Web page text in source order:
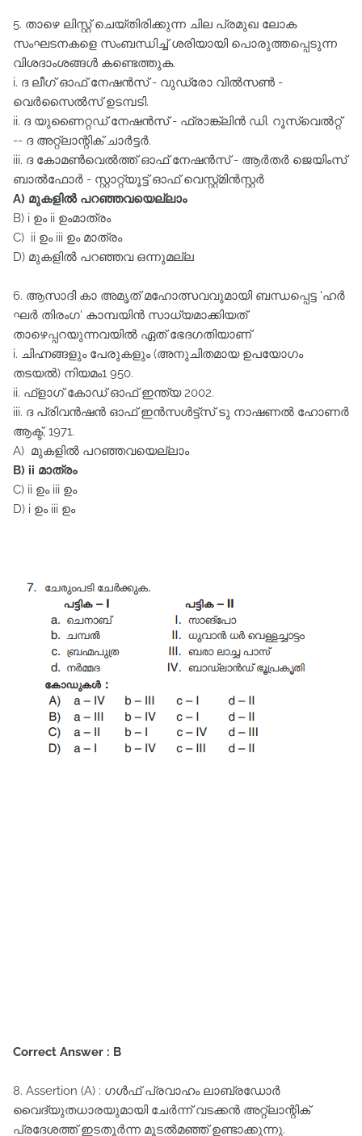
5. താഴെ ലിസ്റ്റ്‌ ചെയ്തിരിക്കുന്ന ചില പ്രമുഖ ലോക
സംഘടനകളെ സംബന്ധിച്ച്‌ ശരിയായി പൊരുത്തപ്പെടുന്ന
വിശദാംശങ്ങൾ കണ്ടെത്തുക.
i. ദ ലീഗ്‌ ഓഫ്‌ നേഷൻസ്‌ - വുഡ്രോ വിൽസൺ -
വെർസൈൽസ്‌ ഉടമ്പടി.
ii. ദ യുണൈറ്റഡ്‌ നേഷൻസ്‌ - ഫ്രാങ്ക്ലിൻ ഡി. റൂസ്വെൽറ്റ്‌
-- ദ അറ്റ്ലാന്റിക്‌ ചാർട്ടർ.
iii. ദ കോമൺവെൽത്ത്‌ ഓഫ്‌ നേഷൻസ്‌ - ആർതർ ജെയിംസ്‌
ബാൽഫോർ - സ്റ്റാറ്റ്യൂട്ട്‌ ഓഫ്‌ വെസ്റ്റ്മിൻസ്റ്റർ
A) മുകളിൽ പറഞ്ഞവയെല്ലാം
B) i ഉം ii ഉംമാത്രം
C) ii ഉം iii ഉം മാത്രം
D) മുകളിൽ പറഞ്ഞവ ഒന്നുമല്ല
6. ആസാദി കാ അമൃത്‌ മഹോത്സവവുമായി ബന്ധപ്പെട്ട 'ഹർ
ഘർ തിരംഗ' കാമ്പയിൻ സാധ്യമാക്കിയത്‌
താഴെപ്പറയുന്നവയിൽ ഏത്‌ ഭേദഗതിയാണ്‌
i. ചിഹ്നങ്ങളും പേരുകളും (അനുചിതമായ ഉപയോഗം
തടയൽ) നിയമം1 950.
ii. ഫ്ളാഗ്‌ കോഡ്‌ ഓഫ്‌ ഇന്ത്യ 2002.
iii. ദ പ്രിവൻഷൻ ഓഫ്‌ ഇൻസൾട്ട്സ്‌ ടു നാഷണൽ ഹോണർ
ആക്ട്‌, 1971.
A) മുകളിൽ പറഞ്ഞവയെല്ലാം
B) ii മാത്രം
C) ii ഉം iii ഉം
D) i ഉം iii ഉം
Correct Answer : B
8. Assertion (A) : ഗൾഫ്‌ പ്രവാഹം ലാബ്രഡോർ
വൈദ്യുതധാരയുമായി ചേർന്ന്‌ വടക്കൻ അറ്റ്ലാന്റിക്‌
പ്രദേശത്ത്‌ ഇടതൂർന്ന മൂടൽമഞ്ഞ്‌ ഉണ്ടാക്കുന്നു.